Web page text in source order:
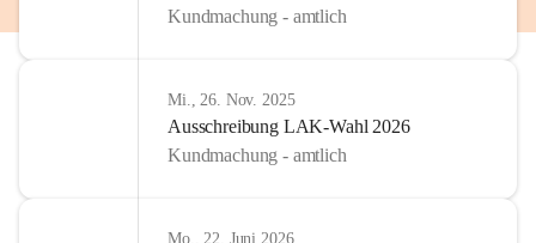
Kundmachung - amtlich
Mi., 26. Nov. 2025
Ausschreibung LAK-Wahl 2026
Kundmachung - amtlich
Mo., 22. Juni 2026